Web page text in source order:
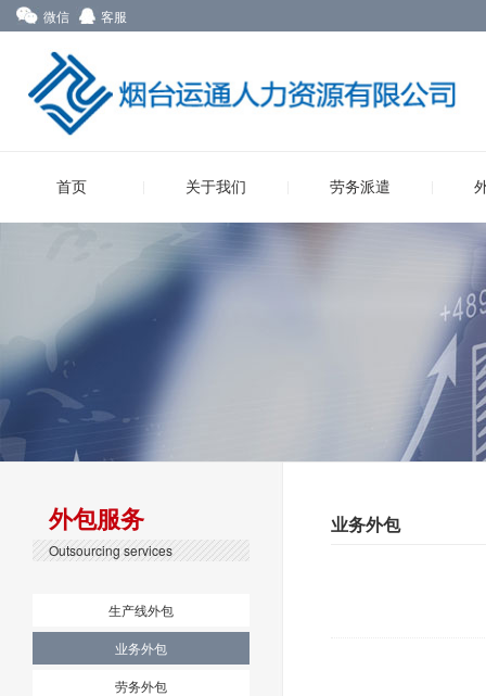
微信 客服
首页 关于我们 劳务派遣
外包服务
Outsourcing services
生产线外包
业务外包
劳务外包
业务外包